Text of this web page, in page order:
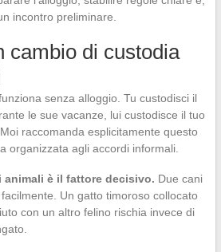
incontro preliminare.
cambio di custodia
senza alloggio. Tu custodisci il
le sue vacanze, lui custodisce il tuo
raccomanda esplicitamente questo
organizzata agli accordi informali.
è il fattore decisivo. Due cani
Un gatto timoroso collocato
con un altro felino rischia invece di